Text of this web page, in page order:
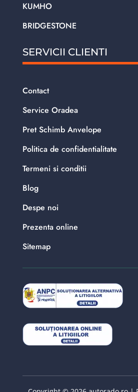
KUMHO
BRIDGESTONE
SERVICII CLIENTI
Contact
Service Oradea
Pret Schimb Anvelope
Politica de confidentialitate
Termeni si conditii
Blog
Despe noi
Prezenta online
Sitemap